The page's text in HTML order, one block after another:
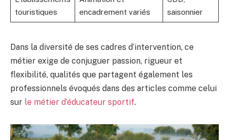
touristiques
encadrement variés
saisonnier
Dans la diversité de ses cadres d’intervention, ce
métier exige de conjuguer passion, rigueur et
flexibilité, qualités que partagent également les
professionnels évoqués dans des articles comme celui
sur le métier d’éducateur sportif.